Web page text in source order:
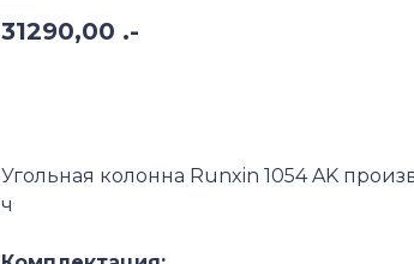
31290,00 .-
Угольная колонна Runxin 1054 AK
ч